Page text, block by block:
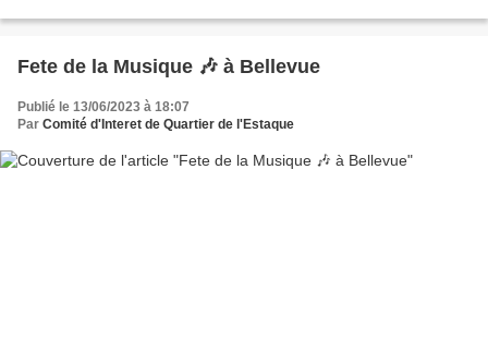
Fete de la Musique 🎶 à Bellevue
Publié le 13/06/2023 à 18:07
Par Comité d'Interet de Quartier de l'Estaque